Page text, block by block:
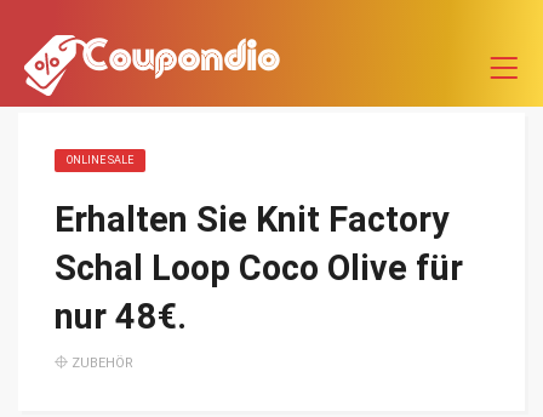
ONLINE SALE
Erhalten Sie Knit Factory
Schal Loop Coco Olive für
nur 48€.
ZUBEHÖR